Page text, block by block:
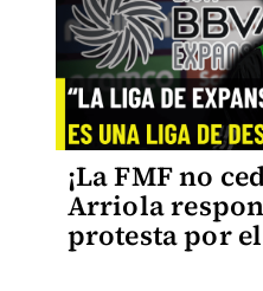
¡La FMF no
Arriola
protesta por